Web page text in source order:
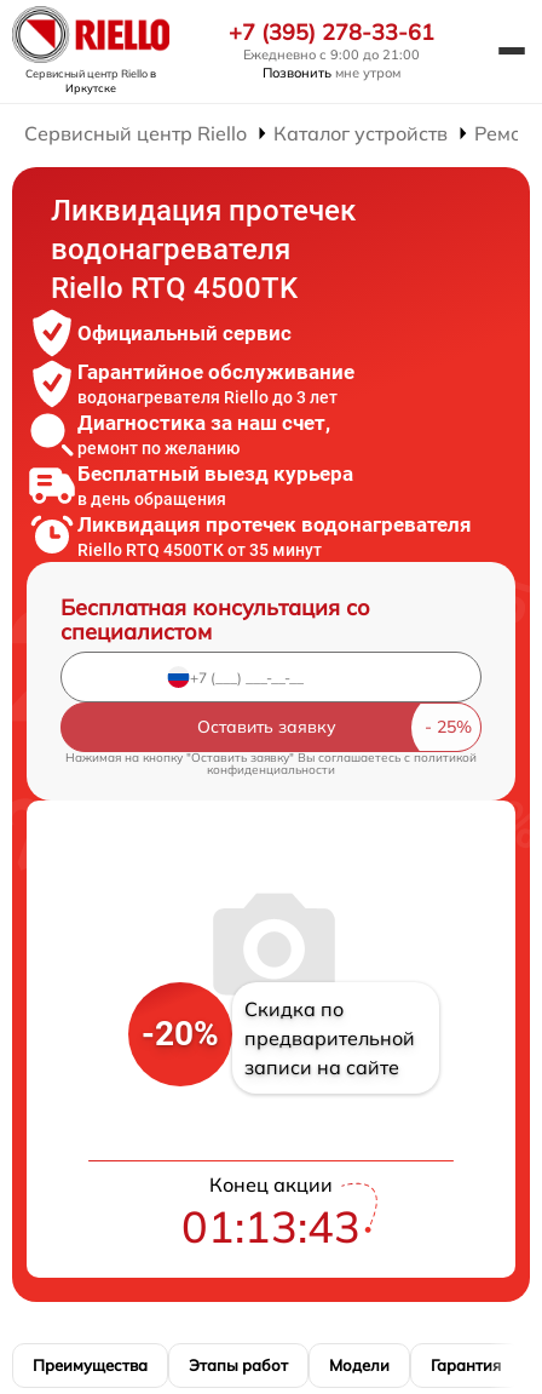
Сервисный центр Rielloв
Иркутске
+7 (395) 278-33-61
Ежедневно с 9:00 до 21:00
Позвонить мне утром
Сервисный центр Riello Каталог устройств
Ликвидация протечек
водонагревателя
Riello RTQ 4500TK
Официальный сервис
Гарантийное обслуживание
водонагревателя Riello до 3 лет
Диагностика за наш счет,
ремонт по желанию
Бесплатный выезд курьера
в день обращения
Ликвидация протечек водонагревателя
Riello RTQ 4500TK от 35 минут
Бесплатная консультация со
специалистом
Оставить заявку
Нажимая на кнопку "Оставить заявку" Вы соглашаетесь c политикой
конфиденциальности
-20%
Скидка по
предварительной
записи на сайте
Конец акции
01:13:42
Преимущества Этапы работ Модели Гарантия